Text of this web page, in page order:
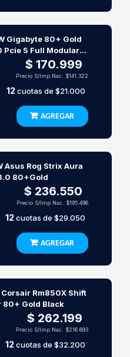
Gigabyte 80+ Gold
Pcie 5 Full Modular
White$ 170.999
Precio S/Imp.Nac. $141.322
12cuotas de $21.000
AGREGAR
Asus Rog Strix Aura
80+Gold
$ 236.550
Precio S/Imp.Nac. $195.496
12cuotas de $29.050
AGREGAR
Rm850X Shift
80+ Gold Black
$ 262.199
Precio S/Imp.Nac. $216.693
12cuotas de $32.200